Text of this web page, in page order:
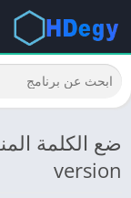
version